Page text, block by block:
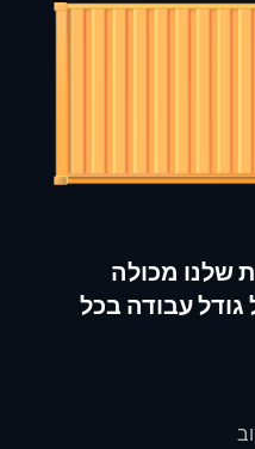
שלנו מכולה
גודל עבודה בכל